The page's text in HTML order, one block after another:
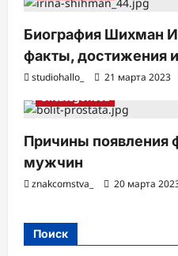
Биография Шихман
факты, достижения
studiohallo_ 21 марта 2023
Uncategorised
Причины появления
мужчин
znakcomstva_ 20 марта
Поиск